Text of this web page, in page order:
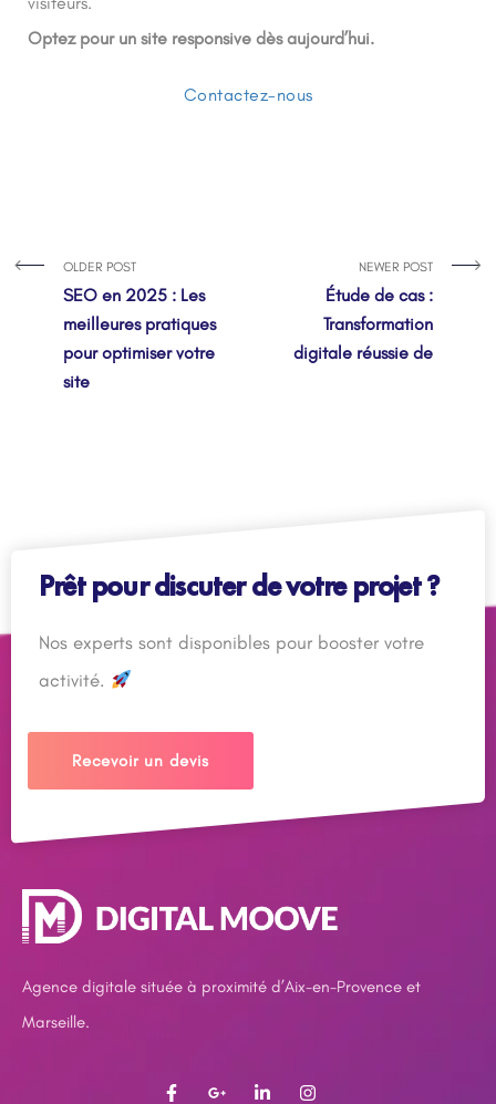
Optez pour un site responsive dès aujourd’hui.
Contactez-nous
OLDER POST
SEO en 2025 : Les
meilleures pratiques
pour optimiser votre
site
NEWER POST
Étude de cas :
Transformation
digitale réussie de
Prêt pour discuter de votre projet ?
Nos experts sont disponibles pour booster votre
activité.
Recevoir un devis
Agence digitale située à proximité d’Aix-en-Provence et
Marseille.